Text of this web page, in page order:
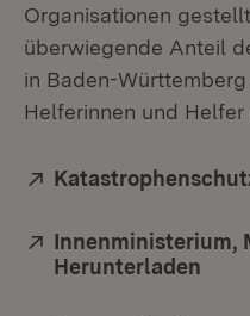
Organisationen
überwiegende Anteil
in Baden-
Helferinnen und Helfer
Extern:
Extern:
Innenministerium,
Herunterladen